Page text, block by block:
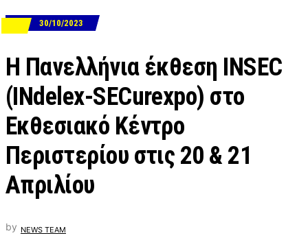
30/10/2023
Η Πανελλήνια έκθεση INSEC
(INdelex-SECurexpo) στο
Εκθεσιακό Κέντρο
Περιστερίου στις 20 & 21
Απριλίου
by NEWS TEAM